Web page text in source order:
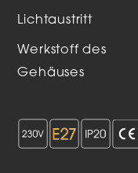
Lichtaustritt
Werkstoff des
Gehäuses